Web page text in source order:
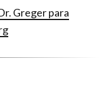
Greger para